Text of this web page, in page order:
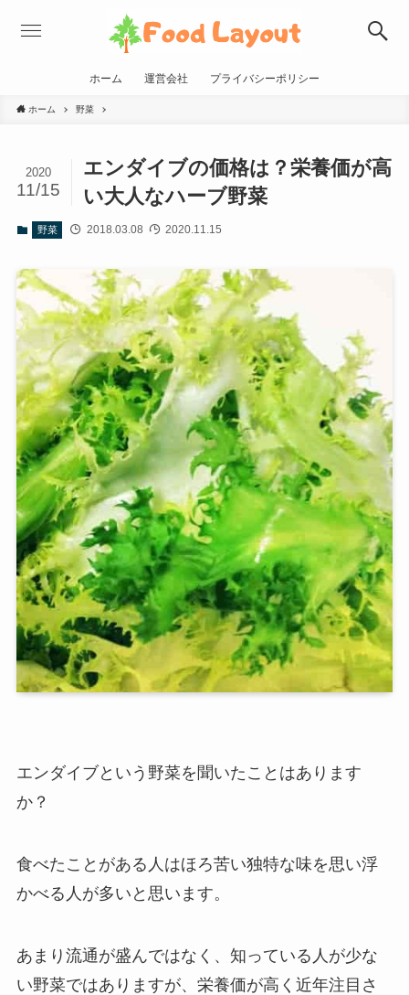
ホーム 運営会社 プライバシーポリシー
ホーム 野菜
エンダイブの価格は？栄養価が高
い大人なハーブ野菜
2020
11/15
野菜 2018.03.08 2020.11.15
エンダイブという野菜を聞いたことはあります
か？
食べたことがある人はほろ苦い独特な味を思い浮
かべる人が多いと思います。
あまり流通が盛んではなく、知っている人が少な
い野菜ではありますが、 栄養価が高く 近年注目さ